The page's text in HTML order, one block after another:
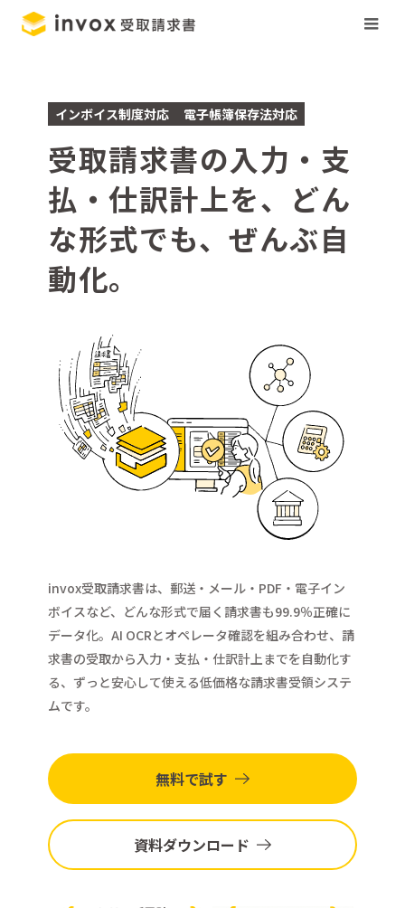
インボイス制度対応 電子帳簿保存法対応
受取請求書の入力・支
払・仕訳計上を、どん
な形式でも、ぜんぶ自
動化。
invox受取請求書は、郵送・メール・PDF・電子イン
ボイスなど、どんな形式で届く請求書も99.9％正確に
データ化。AI OCRとオペレータ確認を組み合わせ、請
求書の受取から入力・支払・仕訳計上までを自動化す
る、ずっと安心して使える低価格な請求書受領システ
ムです。
無料で試す
資料ダウンロード